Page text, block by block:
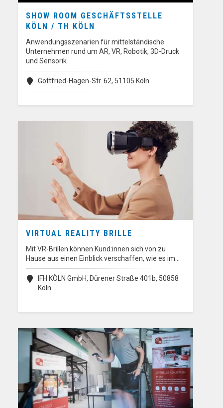
SHOW ROOM GESCHÄFTSSTELLE
KÖLN / TH KÖLN
Anwendungsszenarien für mittelständische
Unternehmen rund um AR, VR, Robotik, 3D-Druck
und Sensorik
Gottfried-Hagen-Str. 62, 51105 Köln
VIRTUAL REALITY BRILLE
Mit VR-Brillen können Kund:innen sich von zu
Hause aus einen Einblick verschaffen, wie es im…
IFH KÖLN GmbH, Dürener Straße 401b, 50858
Köln